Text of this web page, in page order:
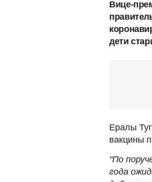
Вице-
дети
Ералы
вакцины
"По
года